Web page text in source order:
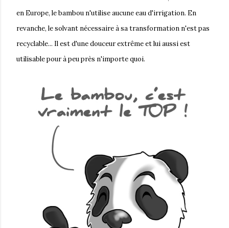
en Europe, le bambou n'utilise aucune eau d'irrigation. En
revanche, le solvant nécessaire à sa transformation n'est pas
recyclable... Il est d'une douceur extrême et lui aussi est
utilisable pour à peu près n'importe quoi.